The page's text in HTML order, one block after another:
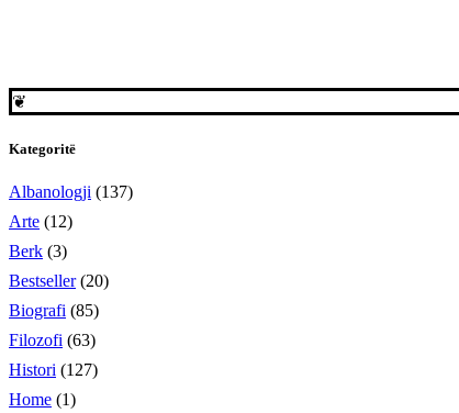
❦
Kategoritë
Albanologji (137)
Arte (12)
Berk (3)
Bestseller (20)
Biografi (85)
Filozofi (63)
Histori (127)
Home (1)